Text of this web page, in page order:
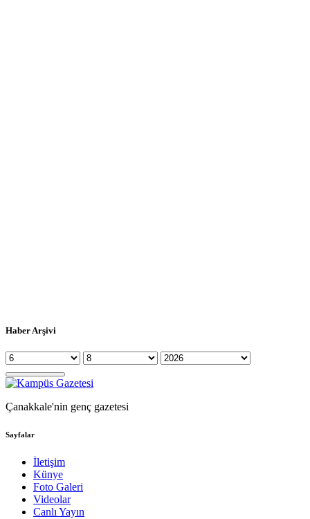
Haber Arşivi
Çanakkale'nin genç gazetesi
Sayfalar
İletişim
Künye
Foto Galeri
Videolar
Canlı Yayın